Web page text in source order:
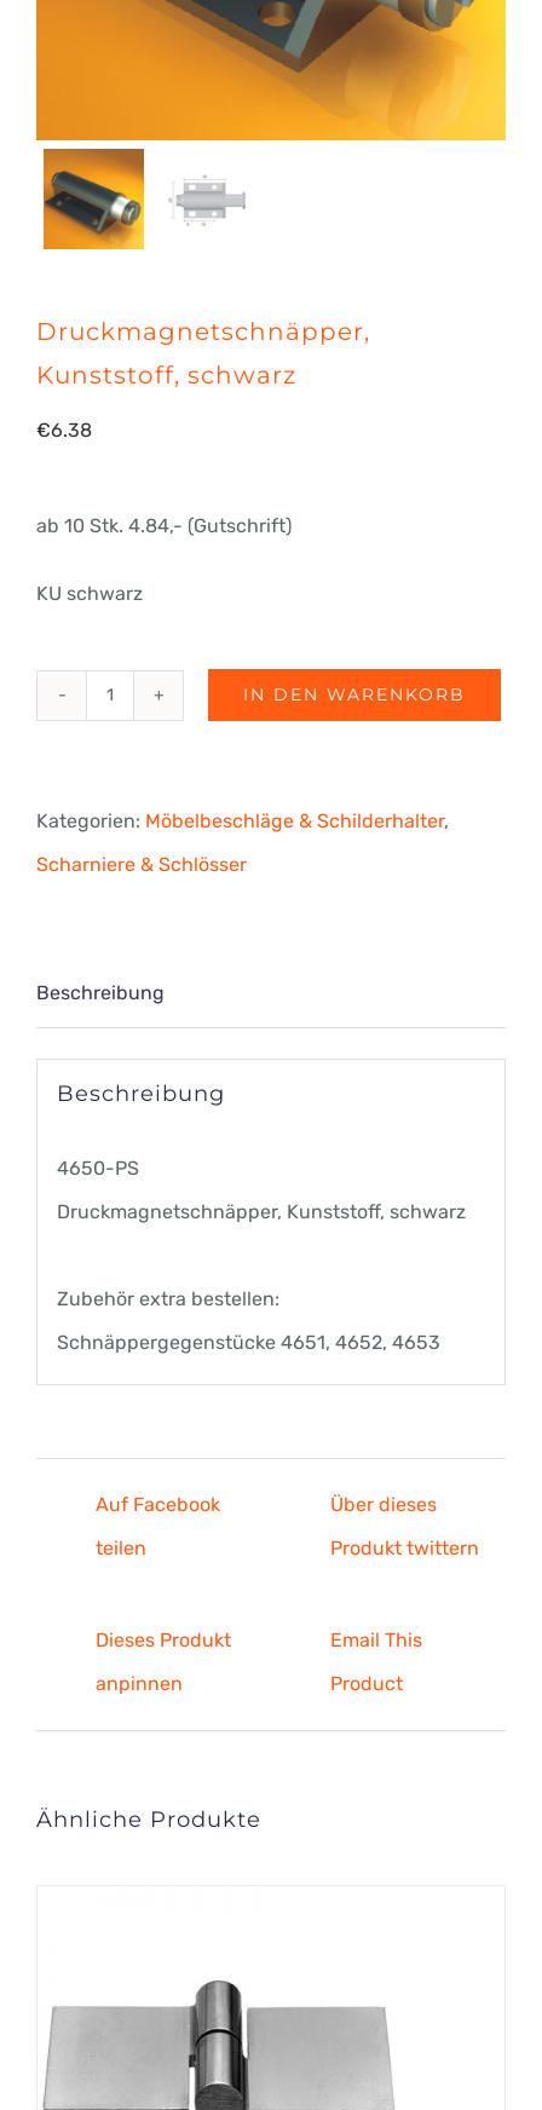
Druckmagnetschnäpper,
Kunststoff, schwarz
€6.38
ab 10 Stk. 4.84,- (Gutschrift)
KU schwarz
Druckmagnetschnäpper,
IN DEN WARENKORB
Kategorien: Möbelbeschläge & Schilderhalter,
Scharniere & Schlösser
Beschreibung
Beschreibung
4650-PS
Druckmagnetschnäpper, Kunststoff, schwarz
Zubehör extra bestellen:
Schnäppergegenstücke 4651, 4652, 4653
Auf Facebook
teilen
Über dieses
Produkt twittern
Dieses Produkt
anpinnen
Email This
Product
Ähnliche Produkte